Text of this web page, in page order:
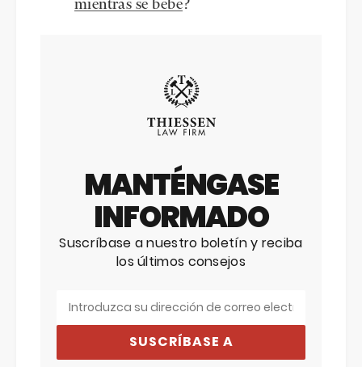
mientras se bebe?
MANTÉNGASE
INFORMADO
Suscríbase a nuestro boletín y reciba
los últimos consejos
SUSCRÍBASE A